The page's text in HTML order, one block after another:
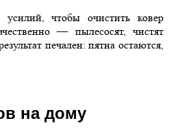
чтобы очистить ковер
— пылесосят, чистят
печален: пятна остаются,
на дому